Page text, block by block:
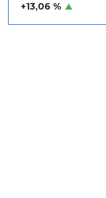
+13,06 %